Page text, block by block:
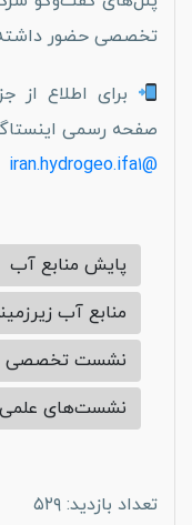
تخصصی حضور
برای اطلاع از
صفحه رسمی
@iran.hydrogeo.ifa۱
پایش منابع آب
منابع آب
نشست تخصصی
نشست‌های علمی
تعداد بازدید: ۵۲۹